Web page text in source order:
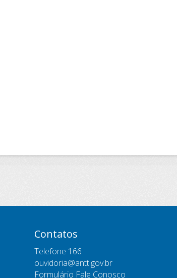
Contatos
Telefone 166
ouvidoria@antt.gov.br
Formulário Fale Conosco